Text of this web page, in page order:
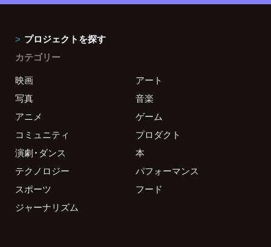
プロジェクトを探す
カテゴリー
映画
アート
写真
音楽
アニメ
ゲーム
コミュニティ
プロダクト
演劇・ダンス
本
テクノロジー
パフォーマンス
スポーツ
フード
ジャーナリズム